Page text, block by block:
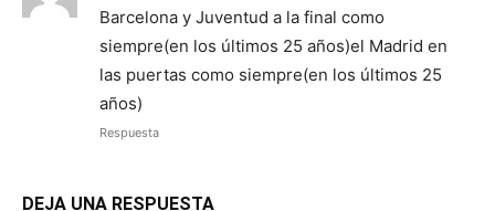
Barcelona y Juventud a la final como
siempre(en los últimos 25 años)el Madrid en
las puertas como siempre(en los últimos 25
años)
Respuesta
DEJA UNA RESPUESTA